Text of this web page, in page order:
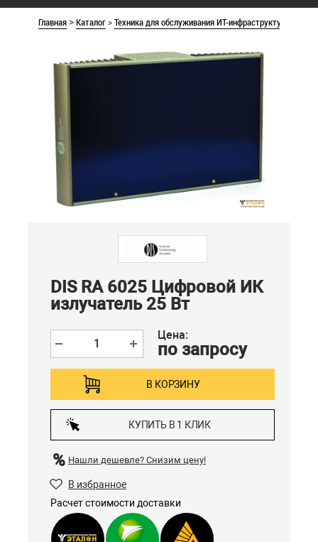
Главная >Каталог>Техника для обслуживания ИТ-инфраструктуры
DIS RA 6025 Цифровой ИК
излучатель 25 Вт
Цена:
по запросу
В КОРЗИНУ
КУПИТЬ В 1 КЛИК
Нашли дешевле? Снизим цену!
В избранное
Расчет стоимости доставки